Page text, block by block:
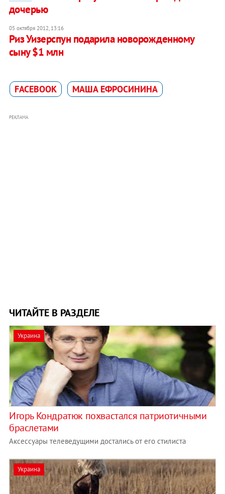
дочерью
05 октября 2012, 13:16
Риз Уизерспун подарила новорожденному
сыну $1 млн
FACEBOOK МАША ЕФРОСИНИНА
РЕКЛАМА
ЧИТАЙТЕ В РАЗДЕЛЕ
Украина
Игорь Кондратюк похвастался патриотичными
браслетами
Аксессуары телеведущими достались от его стилиста
Украина